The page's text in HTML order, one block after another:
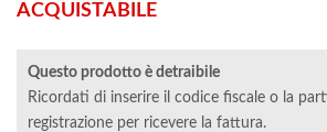
ACQUISTABILE
Questo prodotto è detraibile
Ricordati di inserire il codice fiscale o la
registrazione per ricevere la fattura.